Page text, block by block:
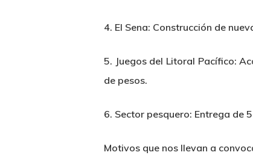
4. El Sena: Construcción de
5. Juegos del Litoral Pacífico:
de pesos.
6. Sector pesquero: Entrega de
Motivos que nos llevan a